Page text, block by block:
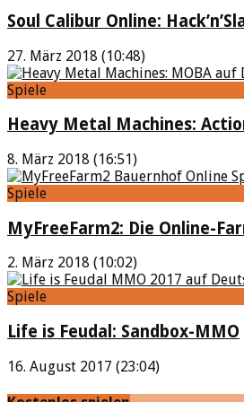
Soul Calibur Online:
27. März 2018 (10:48)
Spiele
Heavy Metal Machines:
8. März 2018 (16:51)
Spiele
MyFreeFarm2: Die Online-
2. März 2018 (10:02)
Spiele
Life is Feudal: Sandbox-MMO
16. August 2017 (23:04)